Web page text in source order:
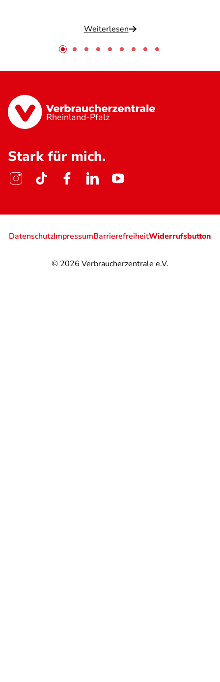
Weiterlesen
Rheinland-Pfalz
Stark für mich.
© 2026 Verbraucherzentrale e.V.
DatenschutzImpressumBarrierefreiheitWiderrufsbutton